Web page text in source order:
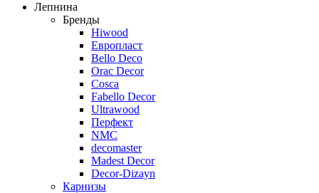
Лепнина
Бренды
Hiwood
Европласт
Bello Deco
Orac Decor
Cosca
Fabello Decor
Ultrawood
Перфект
NMC
decomaster
Madest Decor
Decor-Dizayn
Карнизы